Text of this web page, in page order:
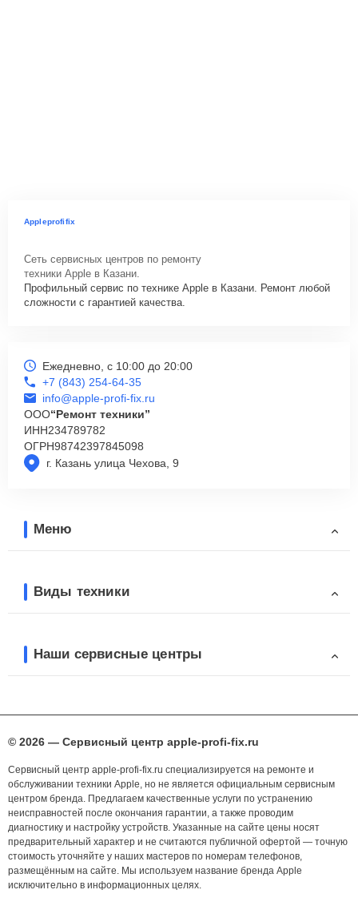
Appleprofifix
Сеть сервисных центров по ремонту
техники Apple в Казани.
Профильный сервис по технике Apple в Казани. Ремонт любой
сложности с гарантией качества.
г. Казань улица Чехова, 9
Ежедневно, с 10:00 до 20:00
+7 (843) 254-64-35
info@apple-profi-fix.ru
ООО“Ремонт техники”
ИНН234789782
ОГРН98742397845098
Меню
Виды техники
Наши сервисные центры
© 2026 — Сервисный центр apple-profi-fix.ru
Сервисный центр apple-profi-fix.ru специализируется на ремонте и
обслуживании техники Apple, но не является официальным сервисным
центром бренда. Предлагаем качественные услуги по устранению
неисправностей после окончания гарантии, а также проводим
диагностику и настройку устройств. Указанные на сайте цены носят
предварительный характер и не считаются публичной офертой — точную
стоимость уточняйте у наших мастеров по номерам телефонов,
размещённым на сайте. Мы используем название бренда Apple
исключительно в информационных целях.